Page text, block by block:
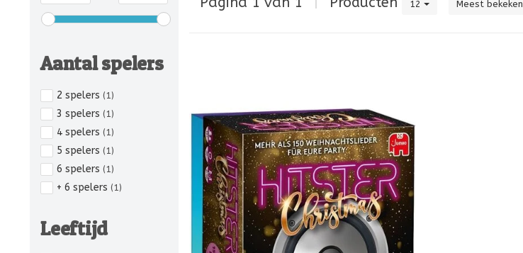
Aantal spelers
2 spelers (1)
3 spelers (1)
4 spelers (1)
5 spelers (1)
6 spelers (1)
+ 6 spelers (1)
Leeftijd
12 Meest bekeken